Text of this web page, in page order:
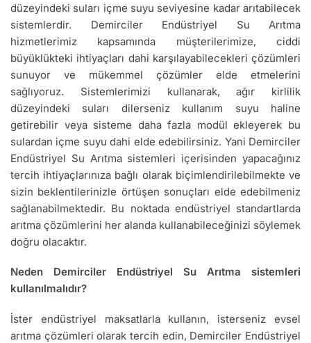
düzeyindeki suları içme suyu seviyesine kadar arıtabilecek
sistemlerdir. Demirciler Endüstriyel Su Arıtma
hizmetlerimiz kapsamında müşterilerimize, ciddi
büyüklükteki ihtiyaçları dahi karşılayabilecekleri çözümleri
sunuyor ve mükemmel çözümler elde etmelerini
sağlıyoruz. Sistemlerimizi kullanarak, ağır kirlilik
düzeyindeki suları dilerseniz kullanım suyu haline
getirebilir veya sisteme daha fazla modül ekleyerek bu
sulardan içme suyu dahi elde edebilirsiniz. Yani Demirciler
Endüstriyel Su Arıtma sistemleri içerisinden yapacağınız
tercih ihtiyaçlarınıza bağlı olarak biçimlendirilebilmekte ve
sizin beklentilerinizle örtüşen sonuçları elde edebilmeniz
sağlanabilmektedir. Bu noktada endüstriyel standartlarda
arıtma çözümlerini her alanda kullanabileceğinizi söylemek
doğru olacaktır.
Neden Demirciler Endüstriyel Su Arıtma sistemleri
kullanılmalıdır?
İster endüstriyel maksatlarla kullanın, isterseniz evsel
arıtma çözümleri olarak tercih edin, Demirciler Endüstriyel